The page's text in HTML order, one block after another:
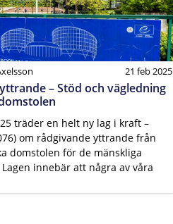
21 feb 2025
– Stöd och vägledning
träder en helt ny lag i kraft –
om rådgivande yttrande från
domstolen för de mänskliga
innebär att några av våra